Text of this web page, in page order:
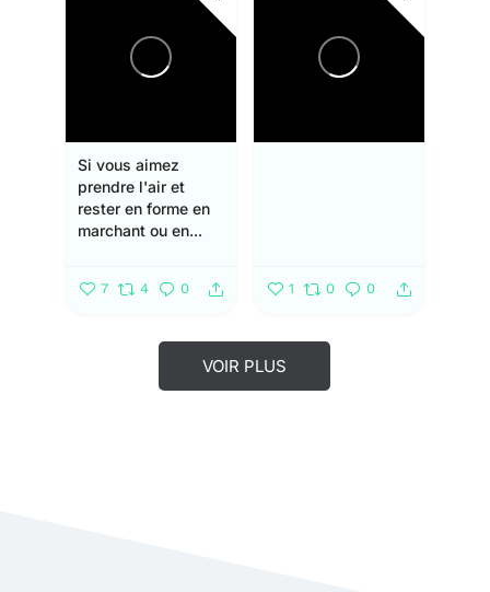
Si vous aimez
prendre l'air et
rester en forme en
marchant ou en...
7 4 0 1 0 0
VOIR PLUS